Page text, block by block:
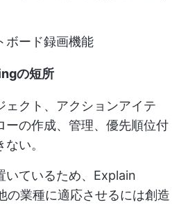
ボード録画機能
の短所
ェクト、アクションアイテ
ーの作成、管理、優先順位付
い。
いているため、Explain
の業種に適応させるには創造